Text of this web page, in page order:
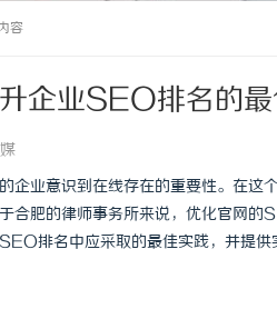
容
企业SEO排名的
企业意识到在线存在的重要性。在
合肥的律师事务所来说，优化官网
排名中应采取的最佳实践，并提供